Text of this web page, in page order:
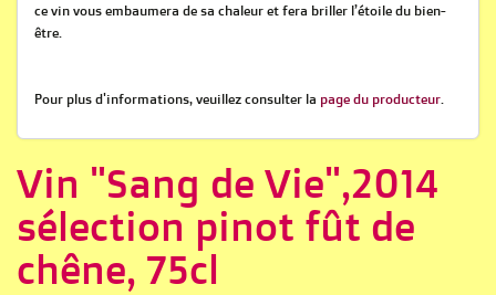
ce vin vous embaumera de sa chaleur et fera briller l’étoile du bien-
être.
Pour plus d'informations, veuillez consulter la page du producteur
Vin "Sang de Vie",2014
sélection pinot fût de
chêne, 75cl